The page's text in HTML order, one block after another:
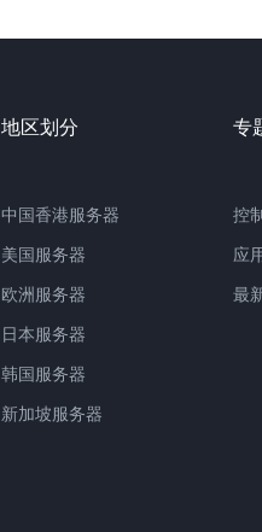
地区划分
中国香港服务器
美国服务器
欧洲服务器
日本服务器
韩国服务器
新加坡服务器
专
控
应
最